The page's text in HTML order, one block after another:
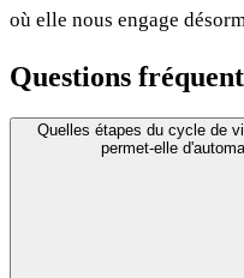
où elle nous engage
Questions
Quelles étapes du cycle de
permet-elle